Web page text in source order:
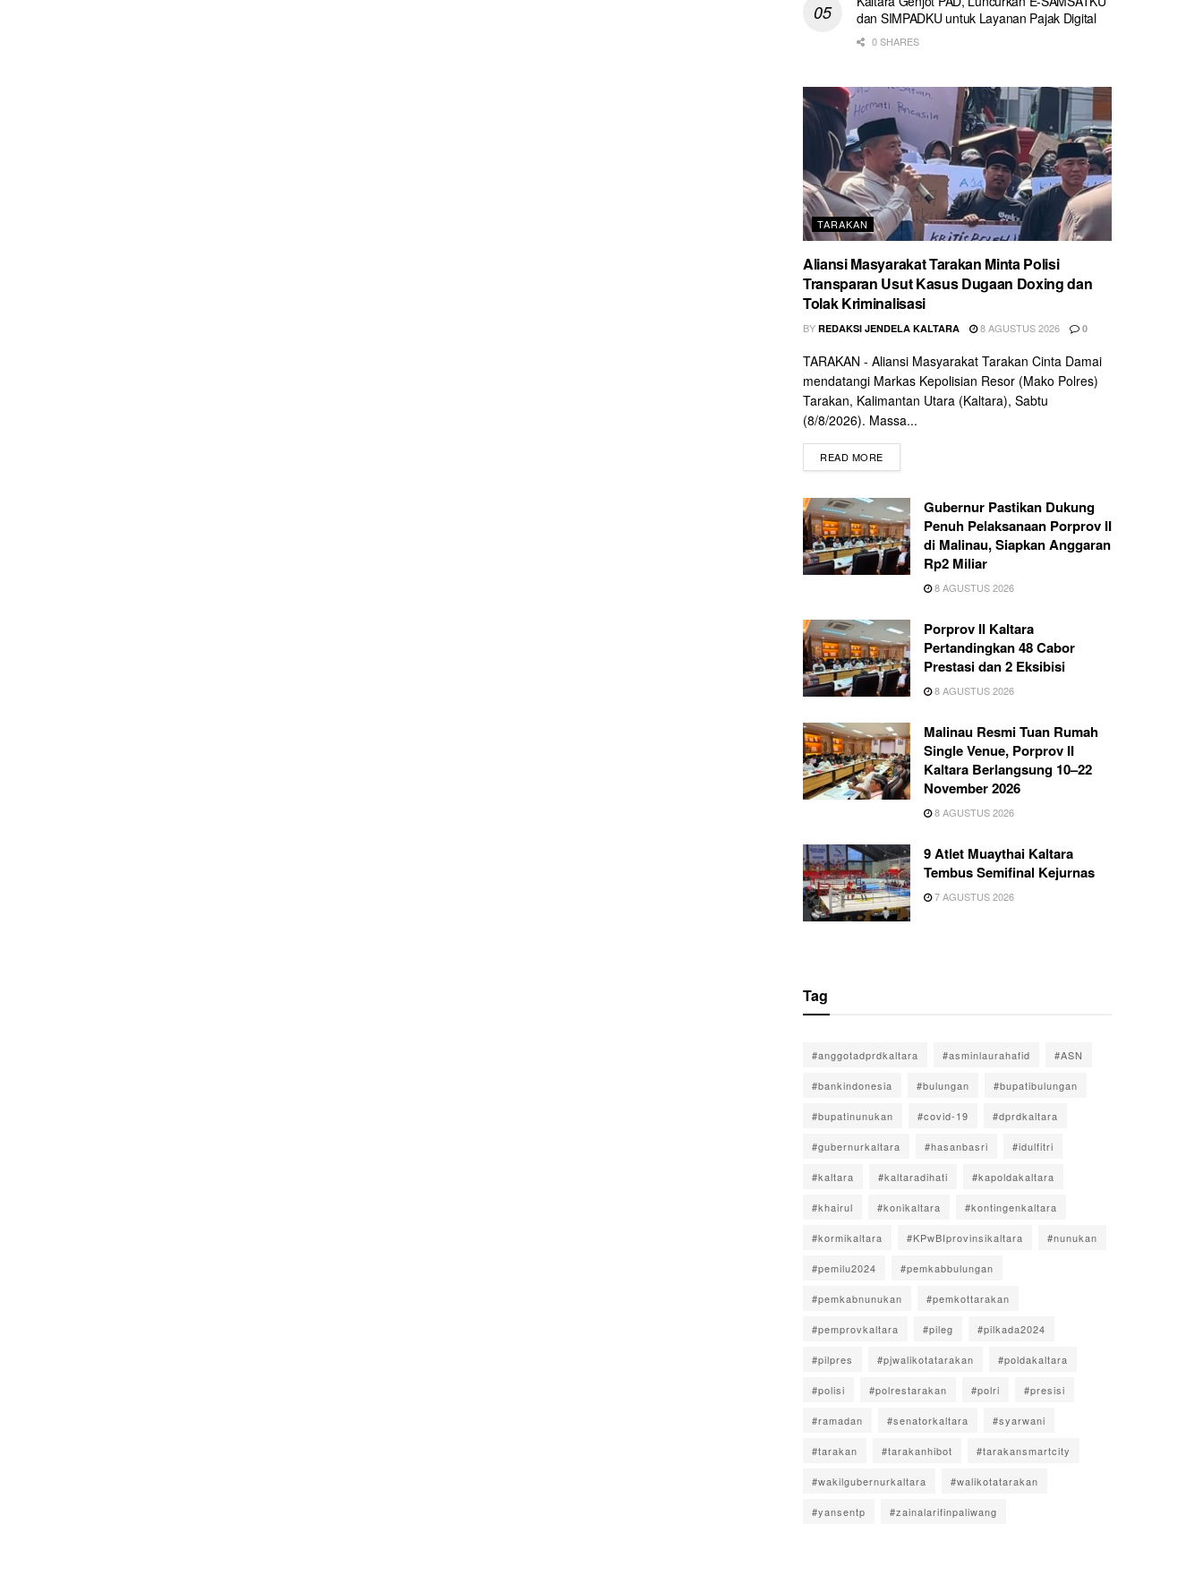
dan SIMPADKU untuk Layanan Pajak Digital
0 SHARES
TARAKAN
Aliansi Masyarakat Tarakan Minta Polisi
Transparan Usut Kasus Dugaan Doxing dan
Tolak Kriminalisasi
BY REDAKSI JENDELA KALTARA 8 AGUSTUS 2026 0
TARAKAN - Aliansi Masyarakat Tarakan Cinta Damai
mendatangi Markas Kepolisian Resor (Mako Polres)
Tarakan, Kalimantan Utara (Kaltara), Sabtu
(8/8/2026). Massa...
READ MORE
Gubernur Pastikan Dukung
Penuh Pelaksanaan Porprov II
di Malinau, Siapkan Anggaran
Rp2 Miliar
8 AGUSTUS 2026
Porprov II Kaltara
Pertandingkan 48 Cabor
Prestasi dan 2 Eksibisi
8 AGUSTUS 2026
Malinau Resmi Tuan Rumah
Single Venue, Porprov II
Kaltara Berlangsung 10–22
November 2026
8 AGUSTUS 2026
9 Atlet Muaythai Kaltara
Tembus Semifinal Kejurnas
7 AGUSTUS 2026
Tag
#anggotadprdkaltara #asminlaurahafid #ASN
#bankindonesia #bulungan #bupatibulungan
#bupatinunukan #covid-19 #dprdkaltara
#gubernurkaltara #hasanbasri #idulfitri
#kaltara #kaltaradihati #kapoldakaltara
#khairul #konikaltara #kontingenkaltara
#kormikaltara #KPwBIprovinsikaltara #nunukan
#pemilu2024 #pemkabbulungan
#pemkabnunukan #pemkottarakan
#pemprovkaltara #pileg #pilkada2024
#pilpres #pjwalikotatarakan #poldakaltara
#polisi #polrestarakan #polri #presisi
#ramadan #senatorkaltara #syarwani
#tarakan #tarakanhibot #tarakansmartcity
#wakilgubernurkaltara #walikotatarakan
#yansentp #zainalarifinpaliwang